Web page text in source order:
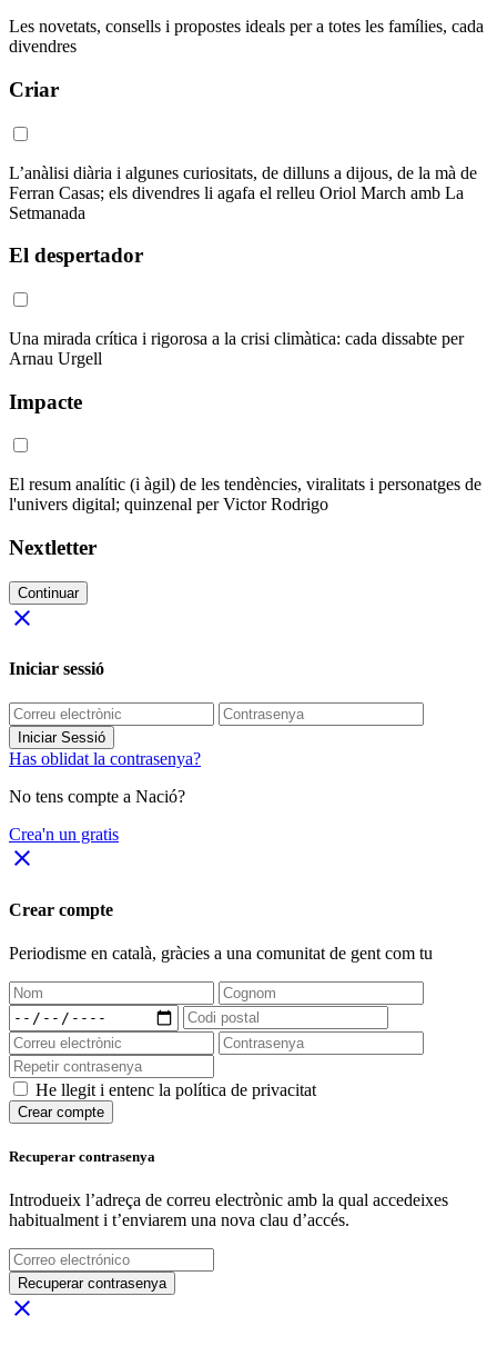
Les novetats, consells i propostes ideals per a totes les famílies, cada
divendres
Criar
L’anàlisi diària i algunes curiositats, de dilluns a dijous, de la mà de
Ferran Casas; els divendres li agafa el relleu Oriol March amb La
Setmanada
El despertador
Una mirada crítica i rigorosa a la crisi climàtica: cada dissabte per
Arnau Urgell
Impacte
El resum analític (i àgil) de les tendències, viralitats i personatges de
l'univers digital; quinzenal per Victor Rodrigo
Nextletter
Continuar
close
Iniciar sessió
Iniciar Sessió
Has oblidat la contrasenya?
No tens compte a Nació?
Crea'n un gratis
close
Crear compte
Periodisme en català, gràcies a una comunitat de gent com tu
He llegit i entenc la política de privacitat
Crear compte
Recuperar contrasenya
Introdueix l’adreça de correu electrònic amb la qual accedeixes
habitualment i t’enviarem una nova clau d’accés.
Recuperar contrasenya
close